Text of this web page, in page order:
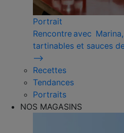
Portrait
Rencontre avec
tartinables et sauces
⟶
Recettes
Tendances
Portraits
NOS MAGASINS